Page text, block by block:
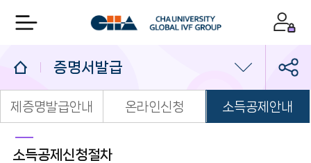
증명서발급
처음오시는분
외래진료
제증명발급안내 온라인신청 소득공제안내
소득공제신청절차